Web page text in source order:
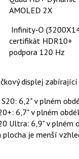
AMOLED 2X
Infinity-O
certifikát HDR10+
podpora 120 Hz
displej
6,2" v plném
6,7" v plném
Ultra: 6,9" v plném
plocha je menší